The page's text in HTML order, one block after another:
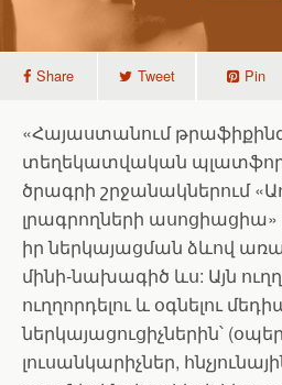
Share Tweet Pin
«Հայաստանում
տեղեկատվական
ծրագրի շրջանակներում
լրագրողների
իր ներկայացման ձևով
մինի-նախագիծ ևս: Այն
ուղղորդելու և օգնելու
ներկայացուցիչներին՝
լուսանկարիչներ,